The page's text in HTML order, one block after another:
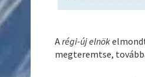
Arégi-új elnök
megteremtse,